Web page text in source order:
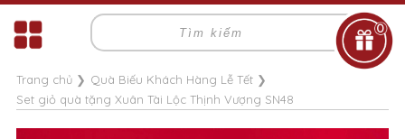
0
Trang chủ❯ Quà Biếu Khách Hàng Lễ Tết❯
Set giỏ quà tặng Xuân Tài Lộc Thịnh Vượng SN48